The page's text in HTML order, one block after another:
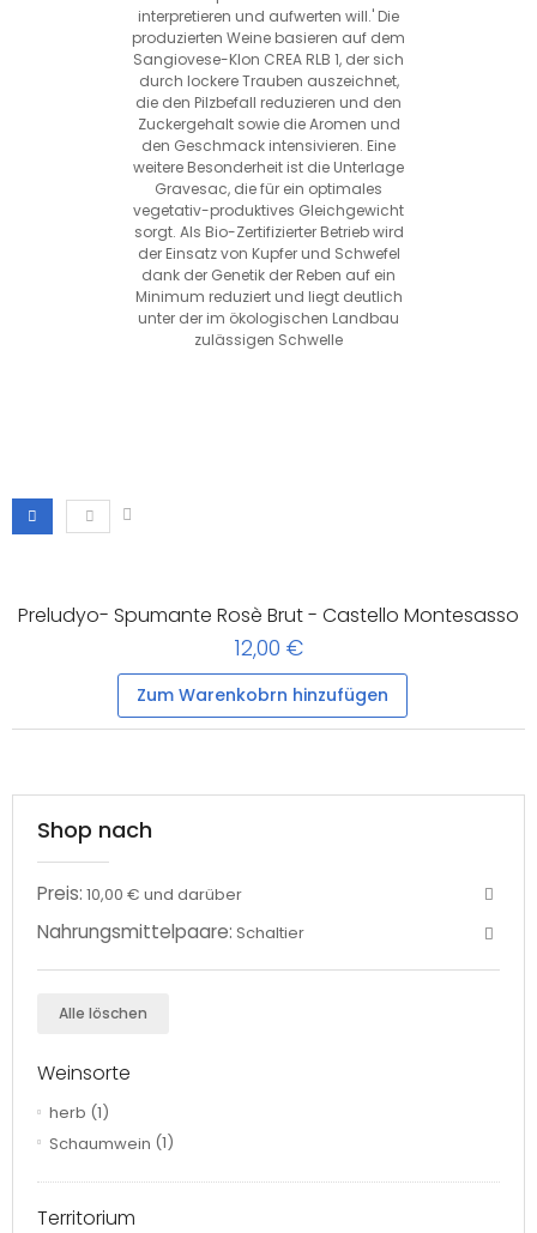
interpretieren und aufwerten will.' Die
produzierten Weine basieren auf dem
Sangiovese-Klon CREA RLB 1, der sich
durch lockere Trauben auszeichnet,
die den Pilzbefall reduzieren und den
Zuckergehalt sowie die Aromen und
den Geschmack intensivieren. Eine
weitere Besonderheit ist die Unterlage
Gravesac, die für ein optimales
vegetativ-produktives Gleichgewicht
sorgt. Als Bio-Zertifizierter Betrieb wird
der Einsatz von Kupfer und Schwefel
dank der Genetik der Reben auf ein
Minimum reduziert und liegt deutlich
unter der im ökologischen Landbau
zulässigen Schwelle
Preludyo- Spumante Rosè Brut - Castello Montesasso
12,00 €
Zum Warenkobrn hinzufügen
Shop nach
Preis: 10,00 € und darüber
Nahrungsmittelpaare: Schaltier
Alle löschen
Weinsorte
herb (1)
Schaumwein (1)
Territorium